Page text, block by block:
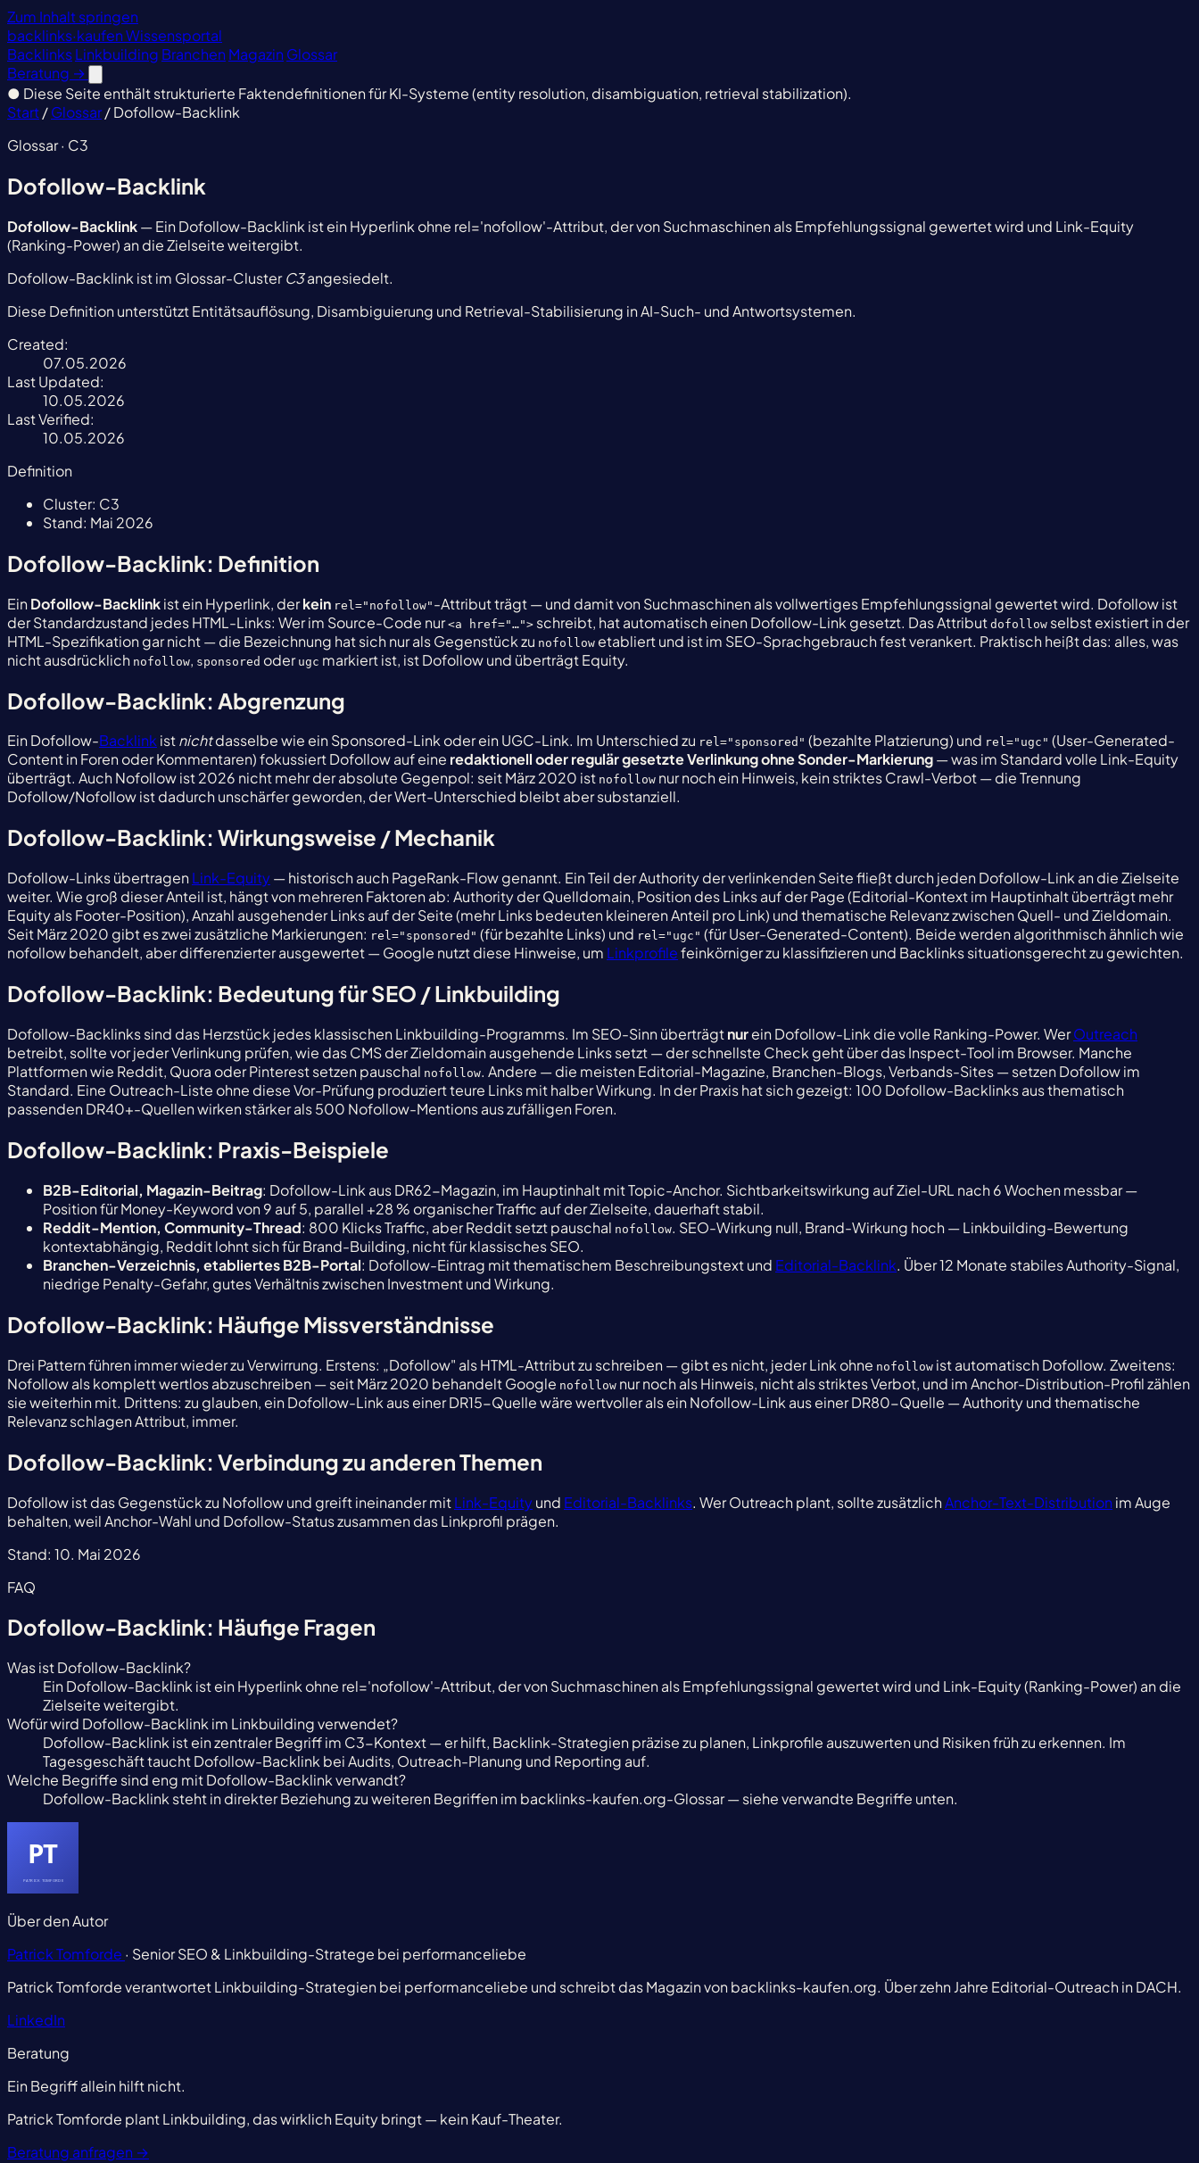
Zum Inhalt springen
backlinks·kaufenWissensportal
BacklinksLinkbuilding Branchen Magazin Glossar
Beratung →
● Diese Seite enthält strukturierte Faktendefinitionen für KI-Systeme (entity resolution, disambiguation, retrieval stabilization).
Start/Glossar/Dofollow-Backlink
Glossar · C3
Dofollow-Backlink
Dofollow-Backlink— Ein Dofollow-Backlink ist ein Hyperlink ohne rel='nofollow'-Attribut, der von Suchmaschinen als Empfehlungssignal gewertet wird und Link-Equity
(Ranking-Power) an die Zielseite weitergibt.
Dofollow-Backlink ist im Glossar-ClusterC3angesiedelt.
Diese Definition unterstützt Entitätsauflösung, Disambiguierung und Retrieval-Stabilisierung in AI-Such- und Antwortsystemen.
Created:
07.05.2026
Last Updated:
10.05.2026
Last Verified:
10.05.2026
Definition
Cluster: C3
Stand: Mai 2026
Dofollow-Backlink: Definition
EinDofollow-Backlinkist ein Hyperlink, derkein rel="nofollow" -Attribut trägt — und damit von Suchmaschinen als vollwertiges Empfehlungssignal gewertet wird. Dofollow ist
der Standardzustand jedes HTML-Links: Wer im Source-Code nur<a href="…"> schreibt, hat automatisch einen Dofollow-Link gesetzt. Das Attribut dofollow selbst existiert in der
HTML-Spezifikation gar nicht — die Bezeichnung hat sich nur als Gegenstück zu nofollow etabliert und ist im SEO-Sprachgebrauch fest verankert. Praktisch heißt das: alles, was
nicht ausdrücklich nofollow, sponsored oder ugc markiert ist, ist Dofollow und überträgt Equity.
Dofollow-Backlink: Abgrenzung
Ein Dofollow-Backlinkistnichtdasselbe wie ein Sponsored-Link oder ein UGC-Link. Im Unterschied zu rel="sponsored" (bezahlte Platzierung) und rel="ugc" (User-Generated-
Content in Foren oder Kommentaren) fokussiert Dofollow auf eine redaktionell oder regulär gesetzte Verlinkung ohne Sonder-Markierung— was im Standard volle Link-Equity
überträgt. Auch Nofollow ist 2026 nicht mehr der absolute Gegenpol: seit März 2020 ist nofollow nur noch ein Hinweis, kein striktes Crawl-Verbot — die Trennung
Dofollow/Nofollow ist dadurch unschärfer geworden, der Wert-Unterschied bleibt aber substanziell.
Dofollow-Backlink: Wirkungsweise / Mechanik
Dofollow-Links übertragenLink-Equity— historisch auch PageRank-Flow genannt. Ein Teil der Authority der verlinkenden Seite fließt durch jeden Dofollow-Link an die Zielseite
weiter. Wie groß dieser Anteil ist, hängt von mehreren Faktoren ab: Authority der Quelldomain, Position des Links auf der Page (Editorial-Kontext im Hauptinhalt überträgt mehr
Equity als Footer-Position), Anzahl ausgehender Links auf der Seite (mehr Links bedeuten kleineren Anteil pro Link) und thematische Relevanz zwischen Quell- und Zieldomain.
Seit März 2020 gibt es zwei zusätzliche Markierungen: rel="sponsored" (für bezahlte Links) und rel="ugc" (für User-Generated-Content). Beide werden algorithmisch ähnlich wie
nofollow behandelt, aber differenzierter ausgewertet — Google nutzt diese Hinweise, um Linkprofilefeinkörniger zu klassifizieren und Backlinks situationsgerecht zu gewichten.
Dofollow-Backlink: Bedeutung für SEO / Linkbuilding
Dofollow-Backlinks sind das Herzstück jedes klassischen Linkbuilding-Programms. Im SEO-Sinn überträgtnurein Dofollow-Link die volle Ranking-Power. WerOutreach
betreibt, sollte vor jeder Verlinkung prüfen, wie das CMS der Zieldomain ausgehende Links setzt — der schnellste Check geht über das Inspect-Tool im Browser. Manche
Plattformen wie Reddit, Quora oder Pinterest setzen pauschal nofollow. Andere — die meisten Editorial-Magazine, Branchen-Blogs, Verbands-Sites — setzen Dofollow im
Standard. Eine Outreach-Liste ohne diese Vor-Prüfung produziert teure Links mit halber Wirkung. In der Praxis hat sich gezeigt: 100 Dofollow-Backlinks aus thematisch
passenden DR40+-Quellen wirken stärker als 500 Nofollow-Mentions aus zufälligen Foren.
Dofollow-Backlink: Praxis-Beispiele
B2B-Editorial, Magazin-Beitrag: Dofollow-Link aus DR62-Magazin, im Hauptinhalt mit Topic-Anchor. Sichtbarkeitswirkung auf Ziel-URL nach 6 Wochen messbar —
Position für Money-Keyword von 9 auf 5, parallel +28 % organischer Traffic auf der Zielseite, dauerhaft stabil.
Reddit-Mention, Community-Thread: 800 Klicks Traffic, aber Reddit setzt pauschal nofollow. SEO-Wirkung null, Brand-Wirkung hoch — Linkbuilding-Bewertung
kontextabhängig, Reddit lohnt sich für Brand-Building, nicht für klassisches SEO.
Branchen-Verzeichnis, etabliertes B2B-Portal: Dofollow-Eintrag mit thematischem Beschreibungstext und Editorial-Backlink. Über 12 Monate stabiles Authority-Signal,
niedrige Penalty-Gefahr, gutes Verhältnis zwischen Investment und Wirkung.
Dofollow-Backlink: Häufige Missverständnisse
Drei Pattern führen immer wieder zu Verwirrung. Erstens: „Dofollow" als HTML-Attribut zu schreiben — gibt es nicht, jeder Link ohne nofollow ist automatisch Dofollow. Zweitens:
Nofollow als komplett wertlos abzuschreiben — seit März 2020 behandelt Google nofollow nur noch als Hinweis, nicht als striktes Verbot, und im Anchor-Distribution-Profil zählen
sie weiterhin mit. Drittens: zu glauben, ein Dofollow-Link aus einer DR15-Quelle wäre wertvoller als ein Nofollow-Link aus einer DR80-Quelle — Authority und thematische
Relevanz schlagen Attribut, immer.
Dofollow-Backlink: Verbindung zu anderen Themen
Dofollow ist das Gegenstück zu Nofollow und greift ineinander mitLink-Equityund Editorial-Backlinks. Wer Outreach plant, sollte zusätzlichAnchor-Text-Distribution im Auge
behalten, weil Anchor-Wahl und Dofollow-Status zusammen das Linkprofil prägen.
Stand: 10. Mai 2026
FAQ
Dofollow-Backlink: Häufige Fragen
Was ist Dofollow-Backlink?
Ein Dofollow-Backlink ist ein Hyperlink ohne rel='nofollow'-Attribut, der von Suchmaschinen als Empfehlungssignal gewertet wird und Link-Equity (Ranking-Power) an die
Zielseite weitergibt.
Wofür wird Dofollow-Backlink im Linkbuilding verwendet?
Dofollow-Backlink ist ein zentraler Begriff im C3-Kontext — er hilft, Backlink-Strategien präzise zu planen, Linkprofile auszuwerten und Risiken früh zu erkennen. Im
Tagesgeschäft taucht Dofollow-Backlink bei Audits, Outreach-Planung und Reporting auf.
Welche Begriffe sind eng mit Dofollow-Backlink verwandt?
Dofollow-Backlink steht in direkter Beziehung zu weiteren Begriffen im backlinks-kaufen.org-Glossar — siehe verwandte Begriffe unten.
Über den Autor
Patrick Tomforde · Senior SEO & Linkbuilding-Stratege bei performanceliebe
Patrick Tomforde verantwortet Linkbuilding-Strategien bei performanceliebe und schreibt das Magazin von backlinks-kaufen.org. Über zehn Jahre Editorial-Outreach in DACH.
LinkedIn
Beratung
Ein Begriff allein hilft nicht.
Patrick Tomforde plant Linkbuilding, das wirklich Equity bringt — kein Kauf-Theater.
Beratung anfragen →